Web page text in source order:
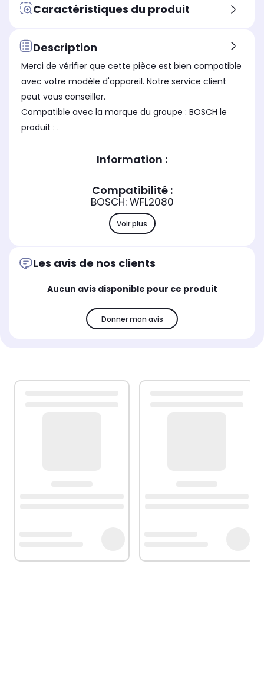
Caractéristiques du produit
Description
Merci de vérifier que cette pièce est bien compatible
avec votre modèle d'appareil. Notre service client
peut vous conseiller.
Compatible avec la marque du groupe : BOSCH le
produit : .
Information :
Compatibilité :
BOSCH: WFL2080
Voir plus
Les avis de nos clients
Aucun avis disponible pour ce produit
Donner mon avis